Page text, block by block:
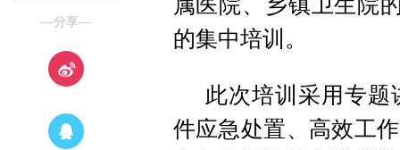
—分享—
属医院、乡镇卫生院
的集中培训。
此次培训采用专
件应急处置、高效工